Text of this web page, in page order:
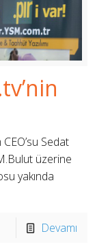
Sedat
üzerine
yakında
Devamı